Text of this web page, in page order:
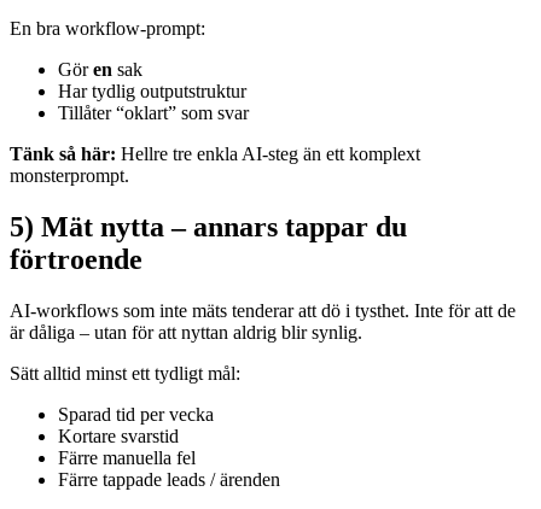
En bra workflow-prompt:
Gören sak
Har tydlig outputstruktur
Tillåter “oklart” som svar
Tänk så här: Hellre tre enkla AI-steg än ett komplext
monsterprompt.
5) Mät nytta – annars tappar du
förtroende
AI-workflows som inte mäts tenderar att dö i tysthet. Inte för att de
är dåliga – utan för att nyttan aldrig blir synlig.
Sätt alltid minst ett tydligt mål:
Sparad tid per vecka
Kortare svarstid
Färre manuella fel
Färre tappade leads / ärenden